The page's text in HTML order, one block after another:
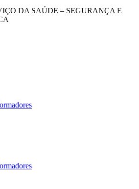
DA SAÚDE – SEGURANÇA E